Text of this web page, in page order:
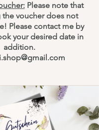
Please note that
the voucher does not
Please contact me by
your desired date in
addition.